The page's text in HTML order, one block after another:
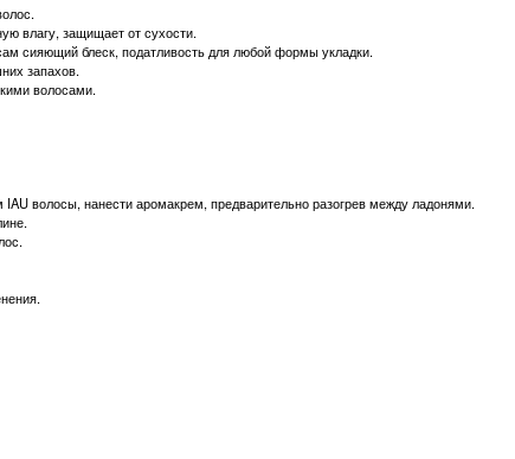
влагу, защищает от сухости.
сияющий блеск, податливость для любой формы укладки.
запахов.
волосами.
волосы, нанести аромакрем, предварительно разогрев между ладонями.